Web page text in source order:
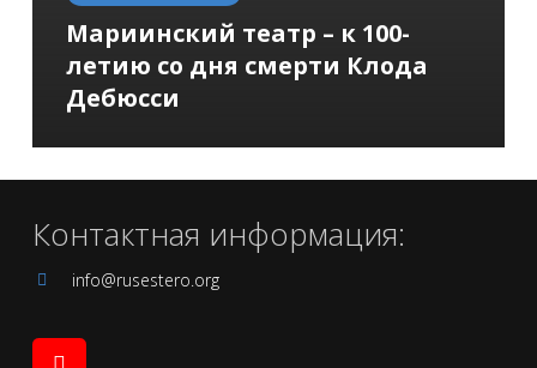
Мариинский театр – к 100-
летию со дня смерти Клода
Дебюсси
Контактная информация:
info@rusestero.org